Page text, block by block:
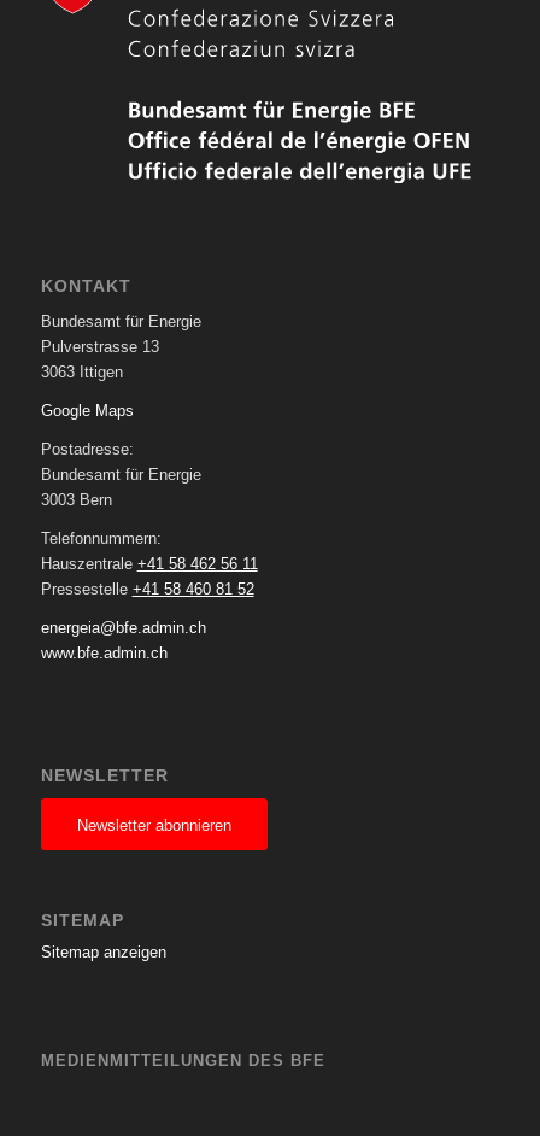
KONTAKT
Bundesamt für Energie
Pulverstrasse 13
3063 Ittigen
Google Maps
Postadresse:
Bundesamt für Energie
3003 Bern
Telefonnummern:
Hauszentrale +41 58 462 56 11
Pressestelle +41 58 460 81 52
energeia@bfe.admin.ch
www.bfe.admin.ch
NEWSLETTER
Newsletter abonnieren
SITEMAP
Sitemap anzeigen
MEDIENMITTEILUNGEN DES BFE